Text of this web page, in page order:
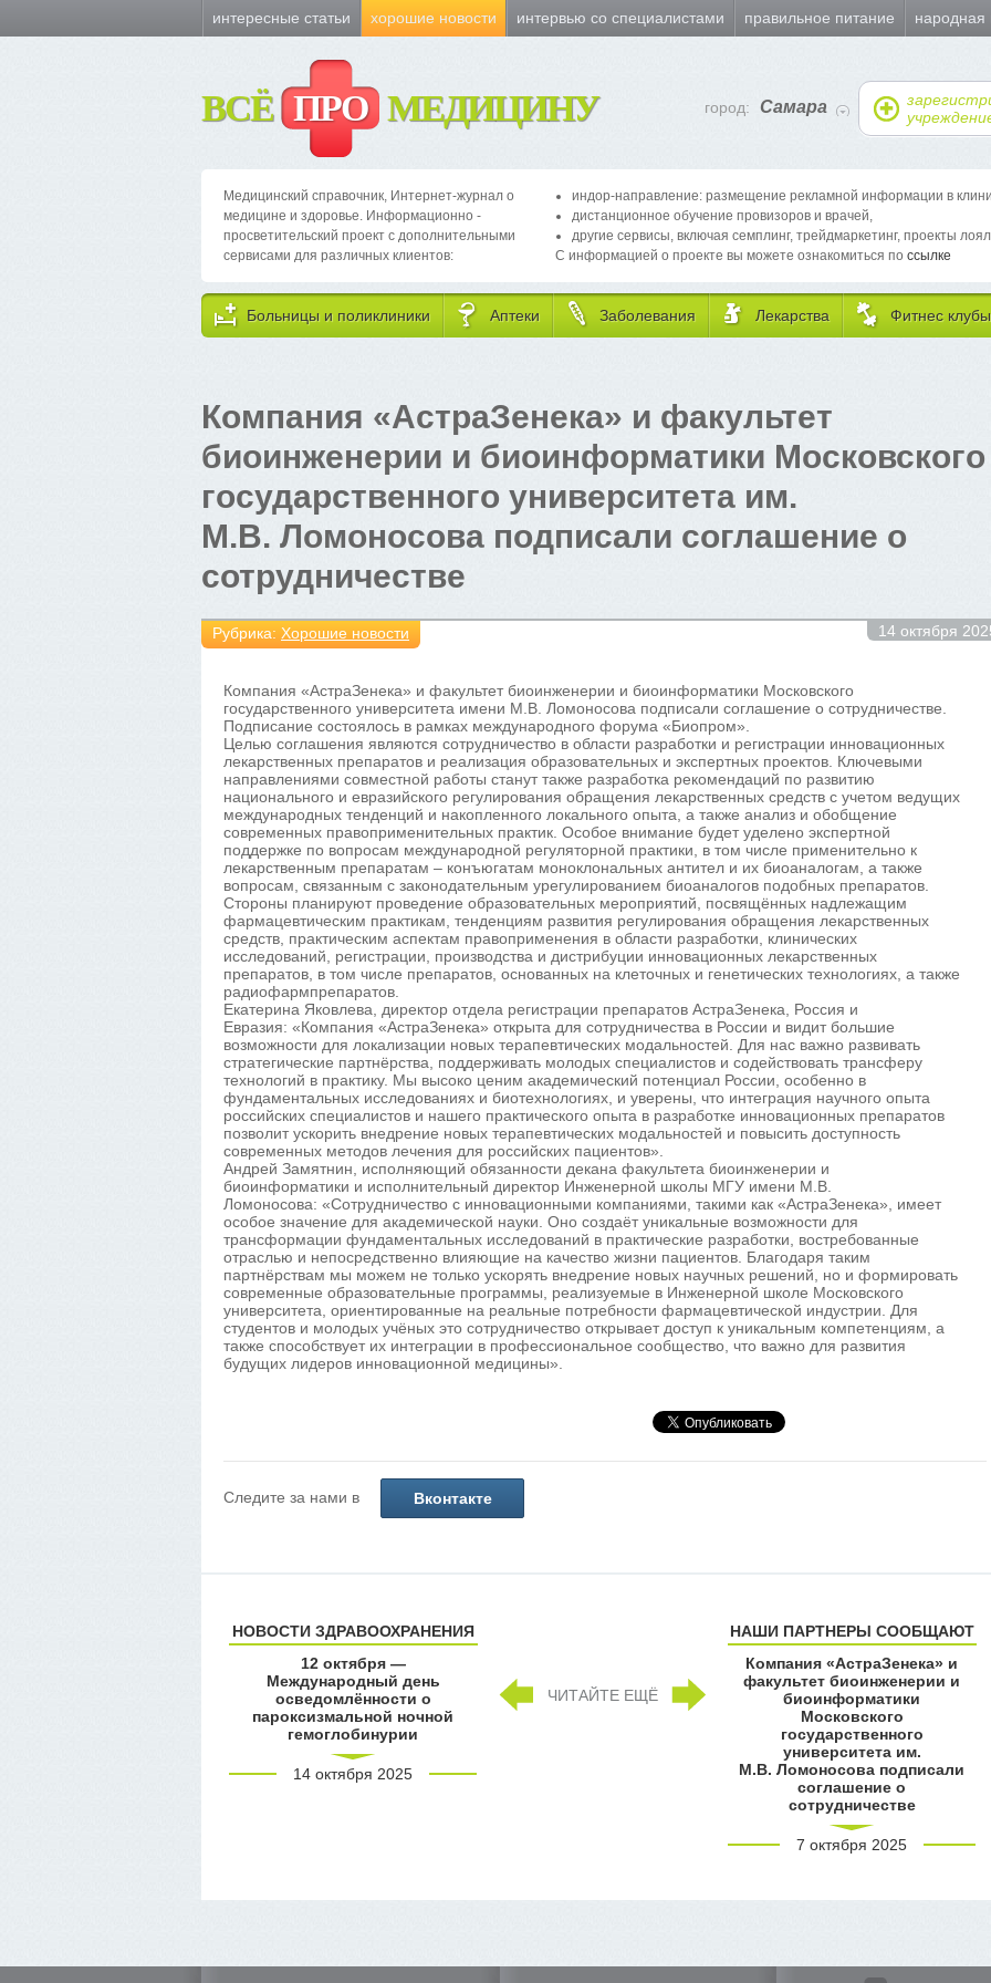
интересные статьи хорошие новости интервью со специалистами правильное питание
ВСЁ ПРО МЕДИЦИНУ город: Самара
Медицинский справочник, Интернет-журнал о
медицине и здоровье. Информационно -
просветительский проект с дополнительными
сервисами для различных клиентов:
индор-направление: размещение рекламной информации в
дистанционное обучение провизоров и врачей,
другие сервисы, включая семплинг, трейдмаркетинг, проекты
С информацией о проекте вы можете ознакомиться по ссылке
Больницы и поликлиники Аптеки Заболевания Лекарства Фитнес клубы
Компания «АстраЗенека» и факультет
биоинженерии и биоинформатики Московского
государственного университета им.
М.В. Ломоносова подписали соглашение о
сотрудничестве
Рубрика: Хорошие новости 14 октября
Компания «АстраЗенека» и факультет биоинженерии и биоинформатики Московского
государственного университета имени М.В. Ломоносова подписали соглашение о сотрудничестве.
Подписание состоялось в рамках международного форума «Биопром».
Целью соглашения являются сотрудничество в области разработки и регистрации инновационных
лекарственных препаратов и реализация образовательных и экспертных проектов. Ключевыми
направлениями совместной работы станут также разработка рекомендаций по развитию
национального и евразийского регулирования обращения лекарственных средств с учетом ведущих
международных тенденций и накопленного локального опыта, а также анализ и обобщение
современных правоприменительных практик. Особое внимание будет уделено экспертной
поддержке по вопросам международной регуляторной практики, в том числе применительно к
лекарственным препаратам – конъюгатам моноклональных антител и их биоаналогам, а также
вопросам, связанным с законодательным урегулированием биоаналогов подобных препаратов.
Стороны планируют проведение образовательных мероприятий, посвящённых надлежащим
фармацевтическим практикам, тенденциям развития регулирования обращения лекарственных
средств, практическим аспектам правоприменения в области разработки, клинических
исследований, регистрации, производства и дистрибуции инновационных лекарственных
препаратов, в том числе препаратов, основанных на клеточных и генетических технологиях, а также
радиофармпрепаратов.
Екатерина Яковлева, директор отдела регистрации препаратов АстраЗенека, Россия и
Евразия: «Компания «АстраЗенека» открыта для сотрудничества в России и видит большие
возможности для локализации новых терапевтических модальностей. Для нас важно развивать
стратегические партнёрства, поддерживать молодых специалистов и содействовать трансферу
технологий в практику. Мы высоко ценим академический потенциал России, особенно в
фундаментальных исследованиях и биотехнологиях, и уверены, что интеграция научного опыта
российских специалистов и нашего практического опыта в разработке инновационных препаратов
позволит ускорить внедрение новых терапевтических модальностей и повысить доступность
современных методов лечения для российских пациентов».
Андрей Замятнин, исполняющий обязанности декана факультета биоинженерии и
биоинформатики и исполнительный директор Инженерной школы МГУ имени М.В.
Ломоносова: «Сотрудничество с инновационными компаниями, такими как «АстраЗенека», имеет
особое значение для академической науки. Оно создаёт уникальные возможности для
трансформации фундаментальных исследований в практические разработки, востребованные
отраслью и непосредственно влияющие на качество жизни пациентов. Благодаря таким
партнёрствам мы можем не только ускорять внедрение новых научных решений, но и формировать
современные образовательные программы, реализуемые в Инженерной школе Московского
университета, ориентированные на реальные потребности фармацевтической индустрии. Для
студентов и молодых учёных это сотрудничество открывает доступ к уникальным компетенциям, а
также способствует их интеграции в профессиональное сообщество, что важно для развития
будущих лидеров инновационной медицины».
Следите за нами в Вконтакте
НОВОСТИ ЗДРАВООХРАНЕНИЯ
12 октября —
Международный день
осведомлённости о
пароксизмальной ночной
гемоглобинурии
14 октября 2025
ЧИТАЙТЕ ЕЩЁ
НАШИ ПАРТНЕРЫ СООБЩАЮТ
Компания «АстраЗенека» и
факультет биоинженерии и
биоинформатики
Московского
государственного
университета им.
М.В. Ломоносова подписали
соглашение о
сотрудничестве
7 октября 2025